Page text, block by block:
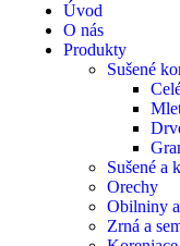
Úvod
O nás
Produkty
Sušené
Sušené a
Orechy
Obilniny
Zrná a